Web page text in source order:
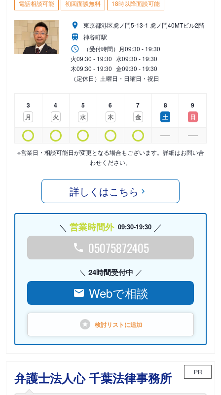
電話相談可能 初回面談無料 18時以降面談可能
東京都港区虎ノ門5-13-1 虎ノ門40MTビル2階
神谷町駅
（受付時間） 月09:30 - 19:30
火09:30 - 19:30 水09:30 - 19:30
木09:30 - 19:30 金09:30 - 19:30
（定休日）土曜日・日曜日・祝日
3
月
4
火
5
水
6
木
7
金
8
土
9
日
※営業日・相談可能日が変更となる場合もございます。詳細はお問い合
わせください。
詳しくはこちら
営業時間外 09:30-19:30
05075872405
24時間受付中
Webで相談
検討リストに追加
弁護士法人心 千葉法律事務所 PR